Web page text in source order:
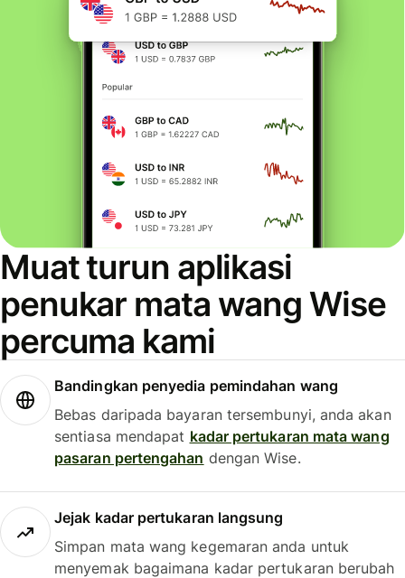
Muat turun aplikasi
penukar mata wang Wise
percuma kami
Bandingkan penyedia pemindahan wang
Bebas daripada bayaran tersembunyi, anda akan
sentiasa mendapat kadar pertukaran mata wang
pasaran pertengahan dengan Wise.
Jejak kadar pertukaran langsung
Simpan mata wang kegemaran anda untuk
menyemak bagaimana kadar pertukaran berubah